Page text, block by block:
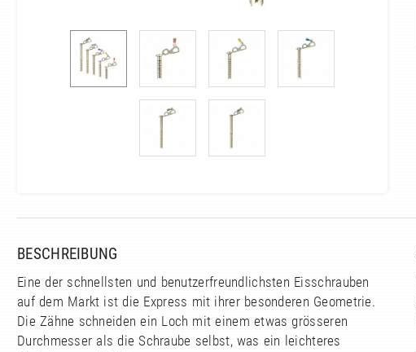
BESCHREIBUNG
Eine der schnellsten und benutzerfreundlichsten Eisschrauben
auf dem Markt ist die Express mit ihrer besonderen Geometrie.
Die Zähne schneiden ein Loch mit einem etwas grösseren
Durchmesser als die Schraube selbst, was ein leichteres